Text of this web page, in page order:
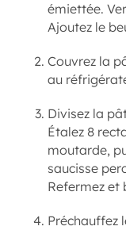
émiettée.
Ajoutez le
Couvrez la
au
Divisez la
Étalez 8
moutarde,
saucisse
Refermez et
Préchauffez